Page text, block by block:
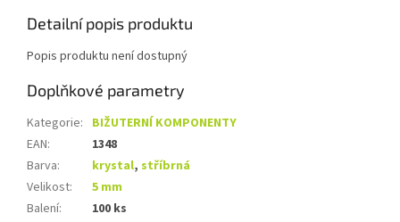
Detailní popis produktu
Popis produktu není dostupný
Doplňkové parametry
Kategorie: BIŽUTERNÍ KOMPONENTY
EAN:
1348
Barva: krystal, stříbrná
Velikost:
5 mm
Balení:
100 ks